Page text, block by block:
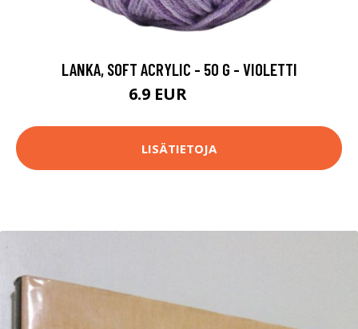
LANKA, SOFT ACRYLIC - 50 G - VIOLETTI
6.9 EUR
LISÄTIETOJA